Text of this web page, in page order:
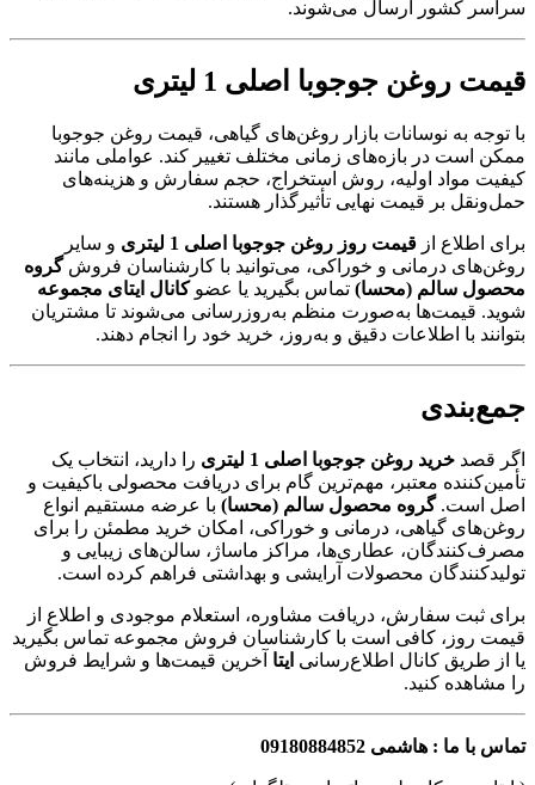
سراسر کشور ارسال می‌شوند.
قیمت روغن جوجوبا اصلی 1 لیتری
با توجه به نوسانات بازار روغن‌های گیاهی، قیمت روغن جوجوبا
ممکن است در بازه‌های زمانی مختلف تغییر کند. عواملی مانند
کیفیت مواد اولیه، روش استخراج، حجم سفارش و هزینه‌های
حمل‌ونقل بر قیمت نهایی تأثیرگذار هستند.
برای اطلاع از قیمت روز روغن جوجوبا اصلی 1 لیتری
و سایر
روغن‌های درمانی و خوراکی، می‌توانید با کارشناسان فروشگروه
محصول سالم (محسا) تماس بگیرید یا عضوکانال ایتای مجموعه
شوید. قیمت‌ها به‌صورت منظم به‌روزرسانی می‌شوند تا مشتریان
بتوانند با اطلاعات دقیق و به‌روز، خرید خود را انجام دهند.
جمع‌بندی
اگر قصد خرید روغن جوجوبا اصلی 1 لیتری
را دارید، انتخاب یک
تأمین‌کننده معتبر، مهم‌ترین گام برای دریافت محصولی باکیفیت و
اصل است.گروه محصول سالم (محسا) با عرضه مستقیم انواع
روغن‌های گیاهی، درمانی و خوراکی، امکان خرید مطمئن را برای
مصرف‌کنندگان، عطاری‌ها، مراکز ماساژ، سالن‌های زیبایی و
تولیدکنندگان محصولات آرایشی و بهداشتی فراهم کرده است.
برای ثبت سفارش، دریافت مشاوره، استعلام موجودی و اطلاع از
قیمت روز، کافی است با کارشناسان فروش مجموعه تماس بگیرید
یا از طریق کانال اطلاع‌رسانی ایتا آخرین قیمت‌ها و شرایط فروش
را مشاهده کنید.
تماس با ما : هاشمی 09180884852